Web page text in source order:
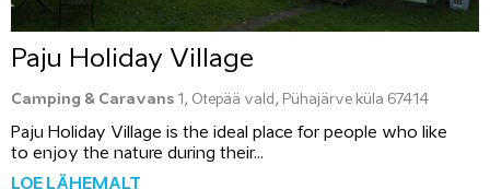
Paju Holiday Village
Camping & Caravans 1, Otepää vald, Pühajärve küla 67414
Paju Holiday Village is the ideal place for people who like
to enjoy the nature during their...
LOE LÄHEMALT